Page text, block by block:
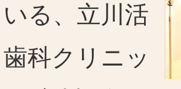
る、立川活
科クリニッ